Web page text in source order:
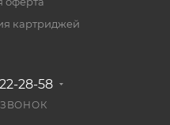
картриджей
28-58